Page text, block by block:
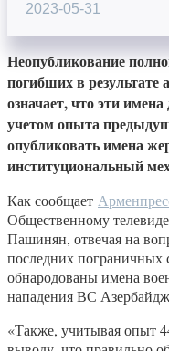
2023-05-31
Неопубликование
погибших в результате
означает, что эти
учетом опыта
опубликовать имена
институциональный
Как сообщает
Общественному
Пашинян, отвечая на
последних пограничных
обнародованы имена
нападения ВС
«Также, учитывая опыт